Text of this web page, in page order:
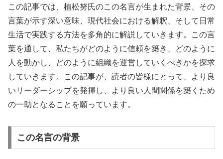
この記事では、植松努氏のこの名言が生まれた背景、その
言葉が示す深い意味、現代社会における解釈、そして日常
生活で実践する方法を多角的に解説していきます。この言
葉を通して、私たちがどのように信頼を築き、どのように
人を動かし、どのように組織を運営していくべきかを探求
していきます。この記事が、読者の皆様にとって、より良
いリーダーシップを発揮し、より良い人間関係を築くため
の一助となることを願っています。
この名言の背景